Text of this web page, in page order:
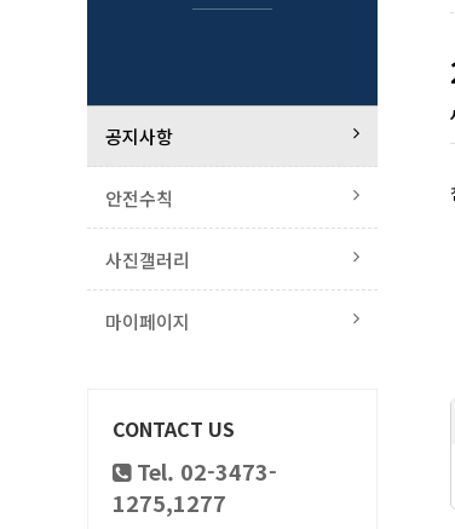
공지사항
안전수칙
사진갤러리
마이페이지
CONTACT US
Tel. 02-3473-
1275,1277